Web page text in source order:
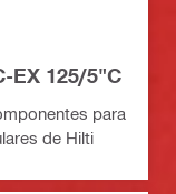
EX 125/5"C
para
de Hilti